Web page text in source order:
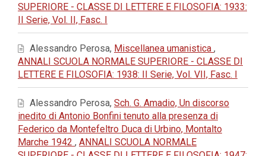
SUPERIORE - CLASSE DI LETTERE E FILOSOFIA: 1933:
II Serie, Vol. II, Fasc. I
Alessandro Perosa, Miscellanea umanistica ,
ANNALI SCUOLA NORMALE SUPERIORE - CLASSE DI
LETTERE E FILOSOFIA: 1938: II Serie, Vol. VII, Fasc. I
Alessandro Perosa, Sch. G. Amadio, Un discorso
inedito di Antonio Bonfini tenuto alla presenza di
Federico da Montefeltro Duca di Urbino, Montalto
Marche 1942 , ANNALI SCUOLA NORMALE